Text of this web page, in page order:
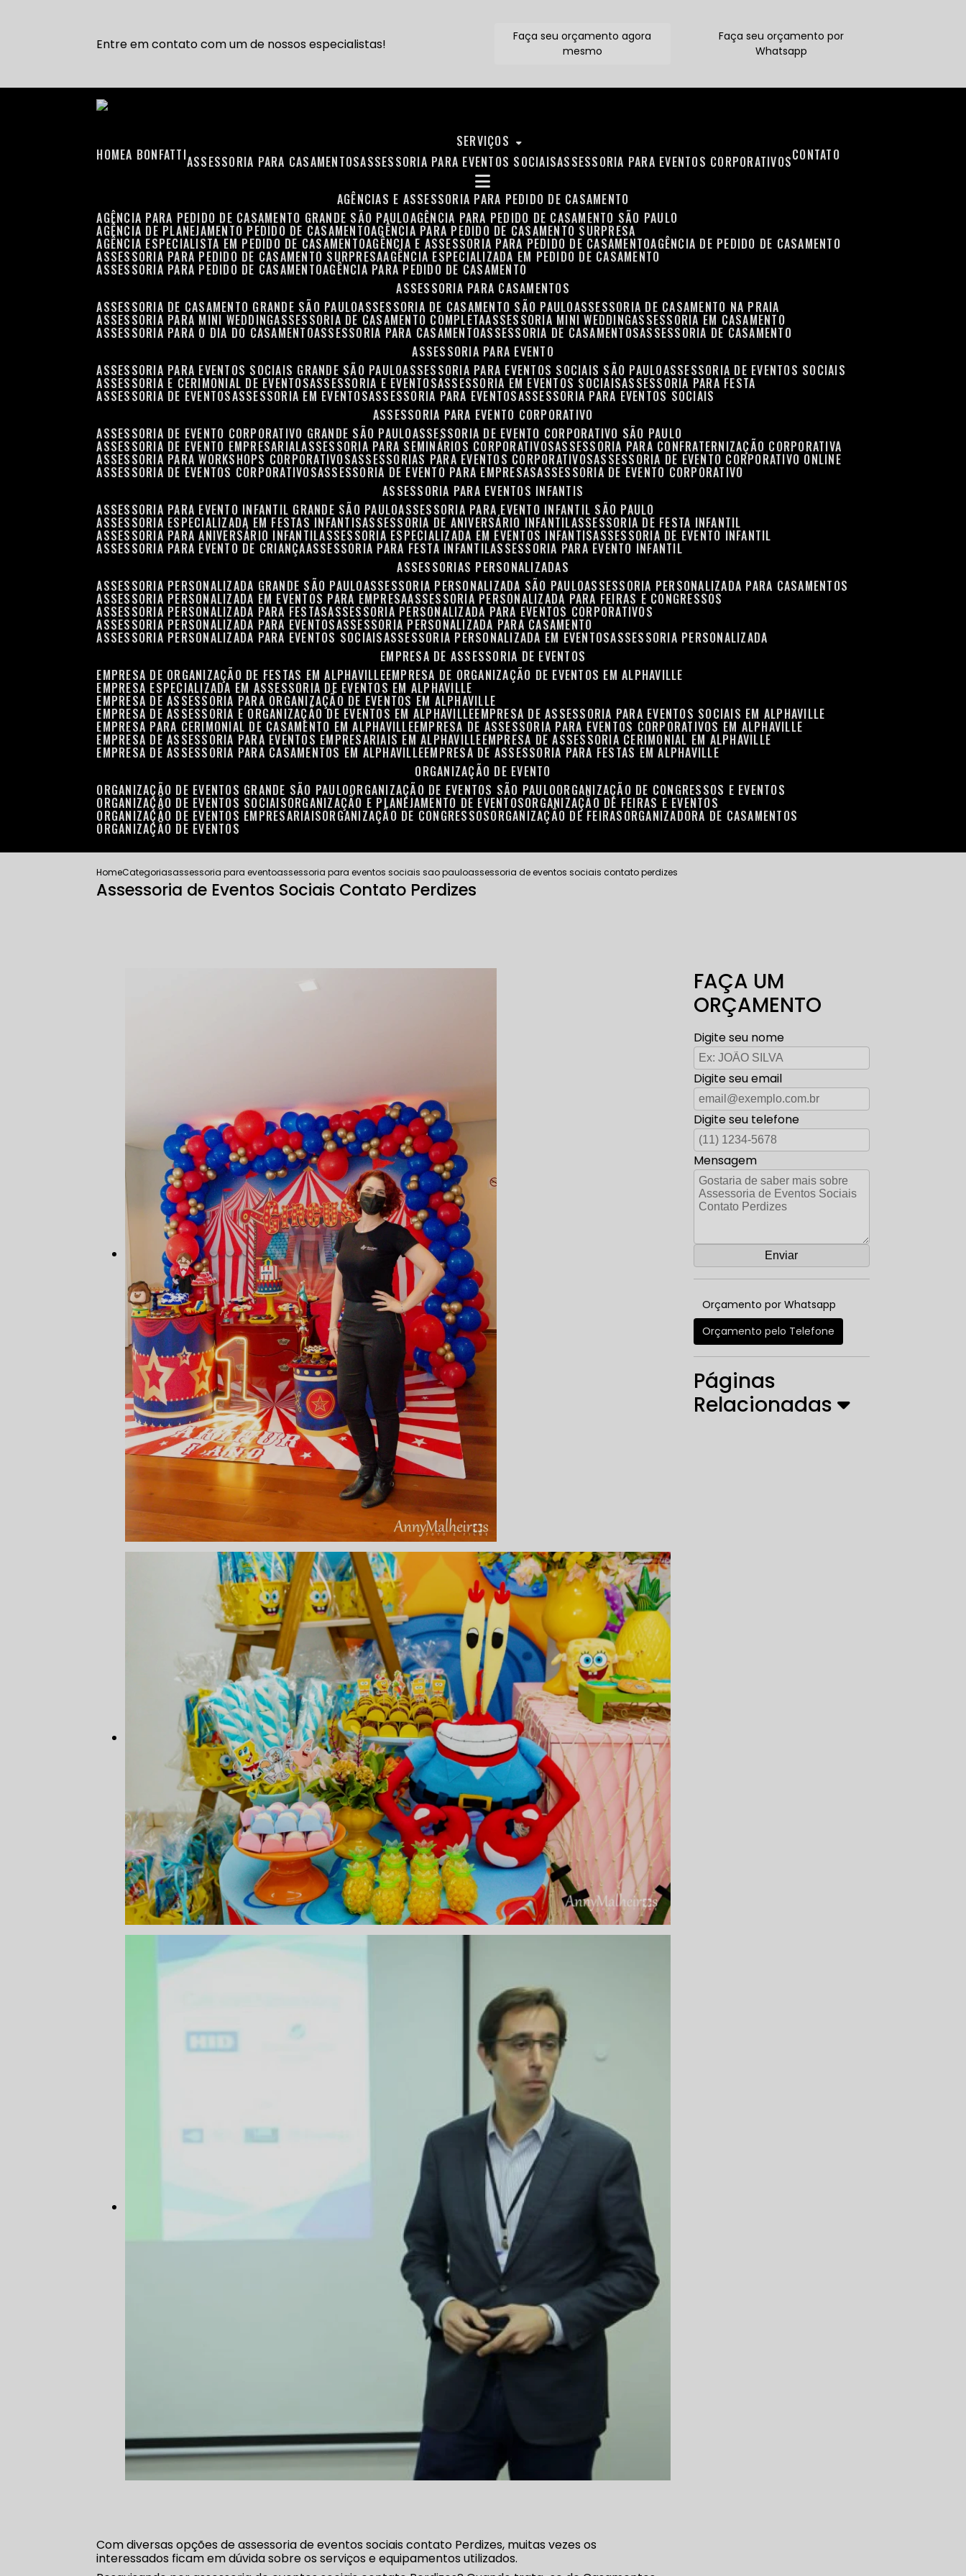
Entre em contato com um de nossos especialistas!
Faça seu orçamento agora
mesmo
Faça seu orçamento por
Whatsapp
HOME A BONFATTI
SERVIÇOS
ASSESSORIA PARA CASAMENTOS ASSESSORIA PARA EVENTOS SOCIAIS ASSESSORIA PARA EVENTOS CORPORATIVOS CONTATO
AGÊNCIAS E ASSESSORIA PARA PEDIDO DE CASAMENTO
AGÊNCIA PARA PEDIDO DE CASAMENTO GRANDE SÃO PAULO AGÊNCIA PARA PEDIDO DE CASAMENTO SÃO PAULO
AGÊNCIA DE PLANEJAMENTO PEDIDO DE CASAMENTO AGÊNCIA PARA PEDIDO DE CASAMENTO SURPRESA
AGÊNCIA ESPECIALISTA EM PEDIDO DE CASAMENTO AGÊNCIA E ASSESSORIA PARA PEDIDO DE CASAMENTO AGÊNCIA DE PEDIDO DE CASAMENTO
ASSESSORIA PARA PEDIDO DE CASAMENTO SURPRESA AGÊNCIA ESPECIALIZADA EM PEDIDO DE CASAMENTO
ASSESSORIA PARA PEDIDO DE CASAMENTO AGÊNCIA PARA PEDIDO DE CASAMENTO
ASSESSORIA PARA CASAMENTOS
ASSESSORIA DE CASAMENTO GRANDE SÃO PAULO ASSESSORIA DE CASAMENTO SÃO PAULO ASSESSORIA DE CASAMENTO NA PRAIA
ASSESSORIA PARA MINI WEDDING ASSESSORIA DE CASAMENTO COMPLETA ASSESSORIA MINI WEDDING ASSESSORIA EM CASAMENTO
ASSESSORIA PARA O DIA DO CASAMENTO ASSESSORIA PARA CASAMENTO ASSESSORIA DE CASAMENTOS ASSESSORIA DE CASAMENTO
ASSESSORIA PARA EVENTO
ASSESSORIA PARA EVENTOS SOCIAIS GRANDE SÃO PAULO ASSESSORIA PARA EVENTOS SOCIAIS SÃO PAULO ASSESSORIA DE EVENTOS SOCIAIS
ASSESSORIA E CERIMONIAL DE EVENTOS ASSESSORIA E EVENTOS ASSESSORIA EM EVENTOS SOCIAIS ASSESSORIA PARA FESTA
ASSESSORIA DE EVENTOS ASSESSORIA EM EVENTOS ASSESSORIA PARA EVENTOS ASSESSORIA PARA EVENTOS SOCIAIS
ASSESSORIA PARA EVENTO CORPORATIVO
ASSESSORIA DE EVENTO CORPORATIVO GRANDE SÃO PAULO ASSESSORIA DE EVENTO CORPORATIVO SÃO PAULO
ASSESSORIA DE EVENTO EMPRESARIAL ASSESSORIA PARA SEMINÁRIOS CORPORATIVOS ASSESSORIA PARA CONFRATERNIZAÇÃO CORPORATIVA
ASSESSORIA PARA WORKSHOPS CORPORATIVOS ASSESSORIAS PARA EVENTOS CORPORATIVOS ASSESSORIA DE EVENTO CORPORATIVO ONLINE
ASSESSORIA DE EVENTOS CORPORATIVOS ASSESSORIA DE EVENTO PARA EMPRESAS ASSESSORIA DE EVENTO CORPORATIVO
ASSESSORIA PARA EVENTOS INFANTIS
ASSESSORIA PARA EVENTO INFANTIL GRANDE SÃO PAULO ASSESSORIA PARA EVENTO INFANTIL SÃO PAULO
ASSESSORIA ESPECIALIZADA EM FESTAS INFANTIS ASSESSORIA DE ANIVERSÁRIO INFANTIL ASSESSORIA DE FESTA INFANTIL
ASSESSORIA PARA ANIVERSÁRIO INFANTIL ASSESSORIA ESPECIALIZADA EM EVENTOS INFANTIS ASSESSORIA DE EVENTO INFANTIL
ASSESSORIA PARA EVENTO DE CRIANÇA ASSESSORIA PARA FESTA INFANTIL ASSESSORIA PARA EVENTO INFANTIL
ASSESSORIAS PERSONALIZADAS
ASSESSORIA PERSONALIZADA GRANDE SÃO PAULO ASSESSORIA PERSONALIZADA SÃO PAULO ASSESSORIA PERSONALIZADA PARA CASAMENTOS
ASSESSORIA PERSONALIZADA EM EVENTOS PARA EMPRESA ASSESSORIA PERSONALIZADA PARA FEIRAS E CONGRESSOS
ASSESSORIA PERSONALIZADA PARA FESTAS ASSESSORIA PERSONALIZADA PARA EVENTOS CORPORATIVOS
ASSESSORIA PERSONALIZADA PARA EVENTOS ASSESSORIA PERSONALIZADA PARA CASAMENTO
ASSESSORIA PERSONALIZADA PARA EVENTOS SOCIAIS ASSESSORIA PERSONALIZADA EM EVENTOS ASSESSORIA PERSONALIZADA
EMPRESA DE ASSESSORIA DE EVENTOS
EMPRESA DE ORGANIZAÇÃO DE FESTAS EM ALPHAVILLE EMPRESA DE ORGANIZAÇÃO DE EVENTOS EM ALPHAVILLE
EMPRESA ESPECIALIZADA EM ASSESSORIA DE EVENTOS EM ALPHAVILLE
EMPRESA DE ASSESSORIA PARA ORGANIZAÇÃO DE EVENTOS EM ALPHAVILLE
EMPRESA DE ASSESSORIA E ORGANIZAÇÃO DE EVENTOS EM ALPHAVILLE EMPRESA DE ASSESSORIA PARA EVENTOS SOCIAIS EM ALPHAVILLE
EMPRESA PARA CERIMONIAL DE CASAMENTO EM ALPHAVILLE EMPRESA DE ASSESSORIA PARA EVENTOS CORPORATIVOS EM ALPHAVILLE
EMPRESA DE ASSESSORIA PARA EVENTOS EMPRESARIAIS EM ALPHAVILLE EMPRESA DE ASSESSORIA CERIMONIAL EM ALPHAVILLE
EMPRESA DE ASSESSORIA PARA CASAMENTOS EM ALPHAVILLE EMPRESA DE ASSESSORIA PARA FESTAS EM ALPHAVILLE
ORGANIZAÇÃO DE EVENTO
ORGANIZAÇÃO DE EVENTOS GRANDE SÃO PAULO ORGANIZAÇÃO DE EVENTOS SÃO PAULO ORGANIZAÇÃO DE CONGRESSOS E EVENTOS
ORGANIZAÇÃO DE EVENTOS SOCIAIS ORGANIZAÇÃO E PLANEJAMENTO DE EVENTOS ORGANIZAÇÃO DE FEIRAS E EVENTOS
ORGANIZAÇÃO DE EVENTOS EMPRESARIAIS ORGANIZAÇÃO DE CONGRESSOS ORGANIZAÇÃO DE FEIRAS ORGANIZADORA DE CASAMENTOS
ORGANIZAÇÃO DE EVENTOS
HomeCategoriasassessoria para eventoassessoria para eventos sociais sao pauloassessoria de eventos sociais contato perdizes
Assessoria de Eventos Sociais Contato Perdizes
Com diversas opções de assessoria de eventos sociais contato Perdizes, muitas vezes os
interessados ficam em dúvida sobre os serviços e equipamentos utilizados.
FAÇA UM
ORÇAMENTO
Digite seu nome
Digite seu email
Digite seu telefone
Mensagem
Orçamento por Whatsapp
Orçamento pelo Telefone
Páginas
Relacionadas